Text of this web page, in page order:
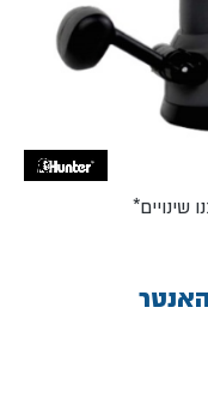
שינויים